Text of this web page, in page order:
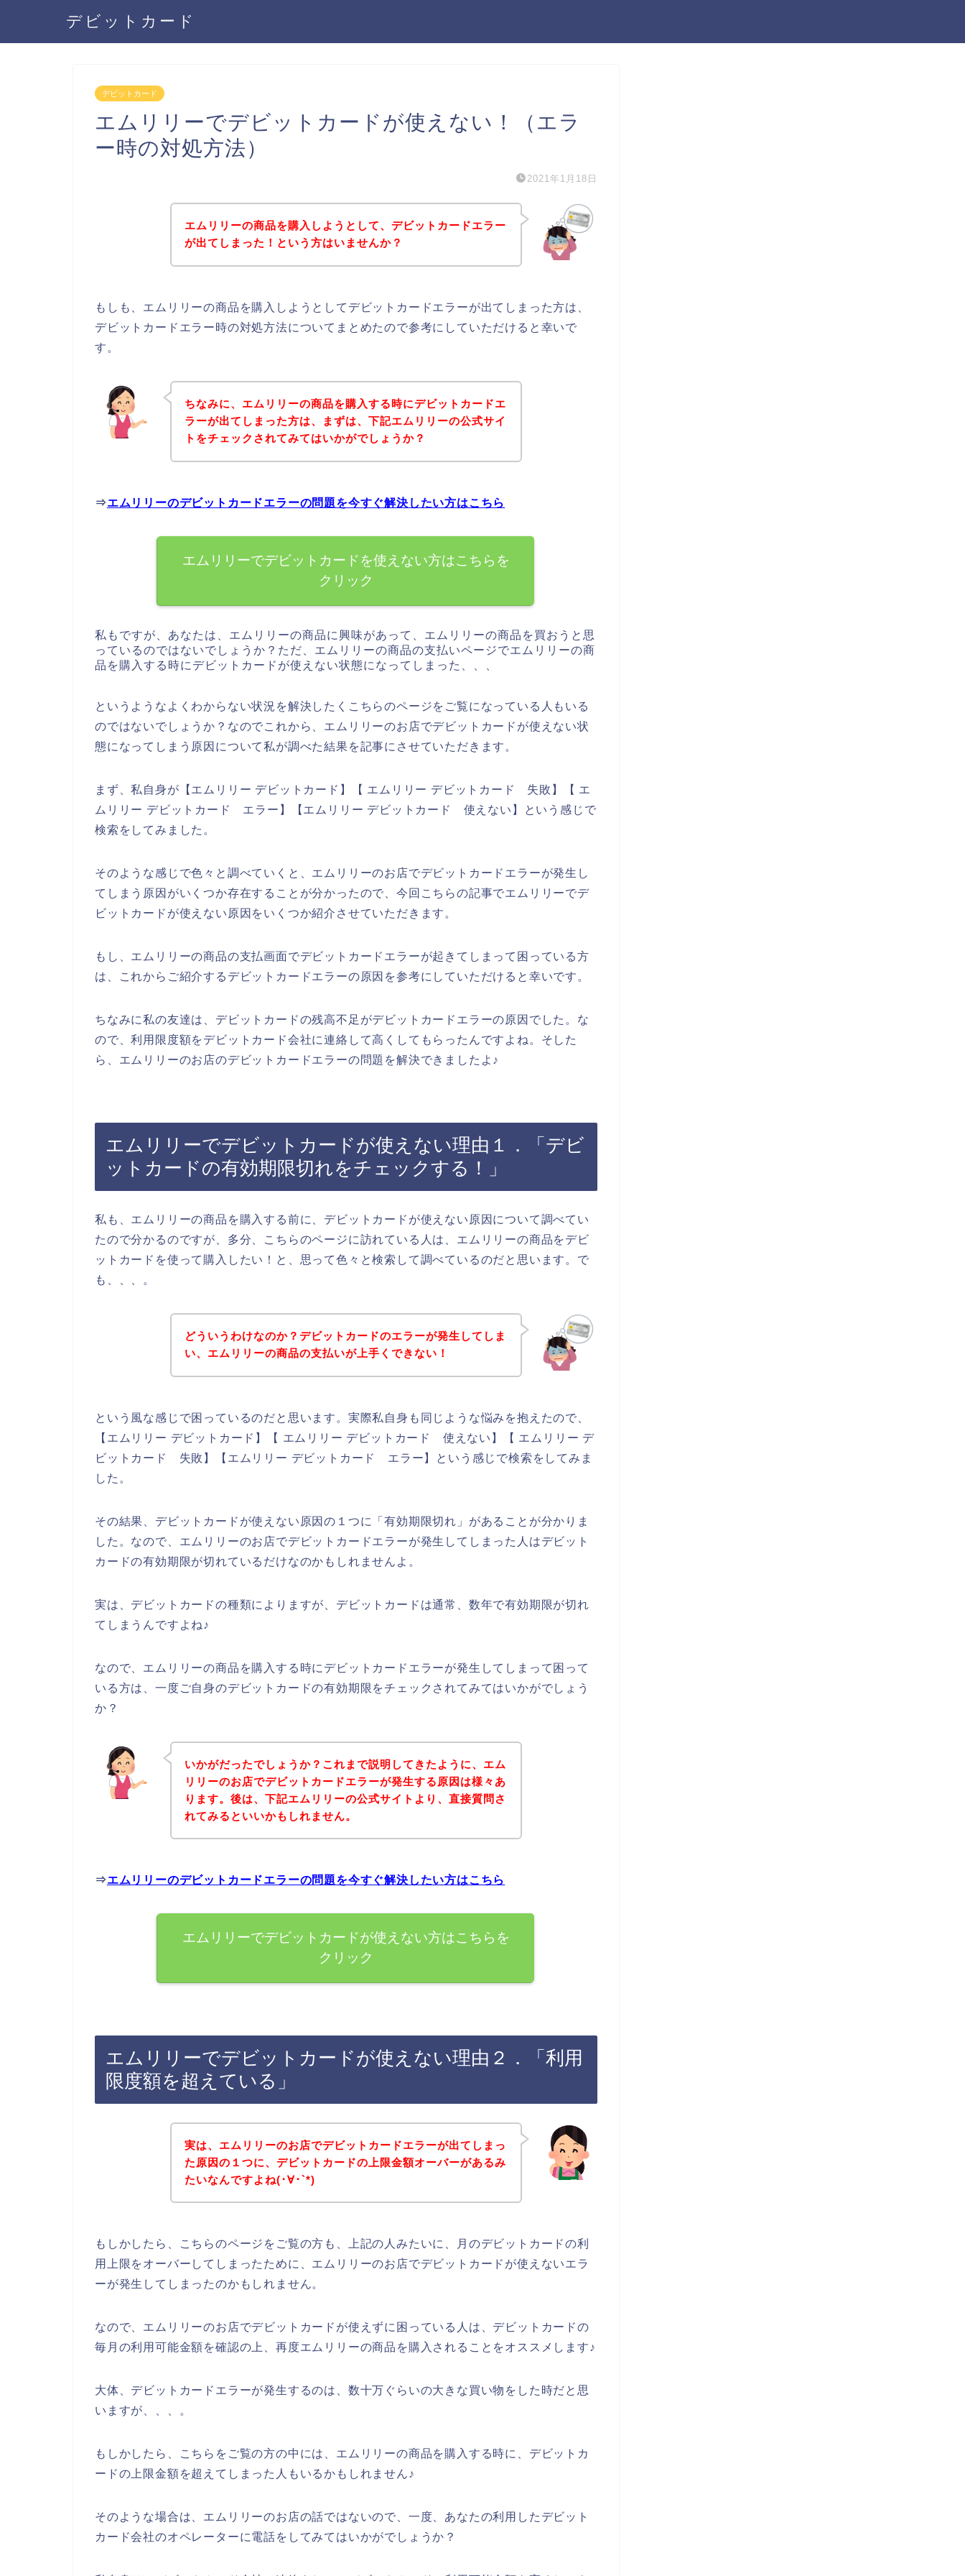
デビットカード
デビットカード
エムリリーでデビットカードが使えない！（エラ
ー時の対処方法）
2021年1月18日
エムリリーの商品を購入しようとして、デビットカードエラー
が出てしまった！という方はいませんか？
もしも、エムリリーの商品を購入しようとしてデビットカードエラーが出てしまった方は、
デビットカードエラー時の対処方法についてまとめたので参考にしていただけると幸いで
す。
ちなみに、エムリリーの商品を購入する時にデビットカードエ
ラーが出てしまった方は、まずは、下記エムリリーの公式サイ
トをチェックされてみてはいかがでしょうか？
⇒エムリリーのデビットカードエラーの問題を今すぐ解決したい方はこちら
エムリリーでデビットカードを使えない方はこちらを
クリック
私もですが、あなたは、エムリリーの商品に興味があって、エムリリーの商品を買おうと思
っているのではないでしょうか？ただ、エムリリーの商品の支払いページでエムリリーの商
品を購入する時にデビットカードが使えない状態になってしまった、、、
というようなよくわからない状況を解決したくこちらのページをご覧になっている人もいる
のではないでしょうか？なのでこれから、エムリリーのお店でデビットカードが使えない状
態になってしまう原因について私が調べた結果を記事にさせていただきます。
まず、私自身が【エムリリー デビットカード】【 エムリリー デビットカード 失敗】【 エ
ムリリー デビットカード エラー】【エムリリー デビットカード 使えない】という感じで
検索をしてみました。
そのような感じで色々と調べていくと、エムリリーのお店でデビットカードエラーが発生し
てしまう原因がいくつか存在することが分かったので、今回こちらの記事でエムリリーでデ
ビットカードが使えない原因をいくつか紹介させていただきます。
もし、エムリリーの商品の支払画面でデビットカードエラーが起きてしまって困っている方
は、これからご紹介するデビットカードエラーの原因を参考にしていただけると幸いです。
ちなみに私の友達は、デビットカードの残高不足がデビットカードエラーの原因でした。な
ので、利用限度額をデビットカード会社に連絡して高くしてもらったんですよね。そした
ら、エムリリーのお店のデビットカードエラーの問題を解決できましたよ♪
エムリリーでデビットカードが使えない理由１．「デビ
ットカードの有効期限切れをチェックする！」
私も、エムリリーの商品を購入する前に、デビットカードが使えない原因について調べてい
たので分かるのですが、多分、こちらのページに訪れている人は、エムリリーの商品をデビ
ットカードを使って購入したい！と、思って色々と検索して調べているのだと思います。で
も、、、。
どういうわけなのか？デビットカードのエラーが発生してしま
い、エムリリーの商品の支払いが上手くできない！
という風な感じで困っているのだと思います。実際私自身も同じような悩みを抱えたので、
【エムリリー デビットカード】【 エムリリー デビットカード 使えない】【 エムリリー デ
ビットカード 失敗】【エムリリー デビットカード エラー】という感じで検索をしてみま
した。
その結果、デビットカードが使えない原因の１つに「有効期限切れ」があることが分かりま
した。なので、エムリリーのお店でデビットカードエラーが発生してしまった人はデビット
カードの有効期限が切れているだけなのかもしれませんよ。
実は、デビットカードの種類によりますが、デビットカードは通常、数年で有効期限が切れ
てしまうんですよね♪
なので、エムリリーの商品を購入する時にデビットカードエラーが発生してしまって困って
いる方は、一度ご自身のデビットカードの有効期限をチェックされてみてはいかがでしょう
か？
いかがだったでしょうか？これまで説明してきたように、エム
リリーのお店でデビットカードエラーが発生する原因は様々あ
ります。後は、下記エムリリーの公式サイトより、直接質問さ
れてみるといいかもしれません。
⇒エムリリーのデビットカードエラーの問題を今すぐ解決したい方はこちら
エムリリーでデビットカードが使えない方はこちらを
クリック
エムリリーでデビットカードが使えない理由２．「利用
限度額を超えている」
実は、エムリリーのお店でデビットカードエラーが出てしまっ
た原因の１つに、デビットカードの上限金額オーバーがあるみ
たいなんですよね(･∀･`*)
もしかしたら、こちらのページをご覧の方も、上記の人みたいに、月のデビットカードの利
用上限をオーバーしてしまったために、エムリリーのお店でデビットカードが使えないエラ
ーが発生してしまったのかもしれません。
なので、エムリリーのお店でデビットカードが使えずに困っている人は、デビットカードの
毎月の利用可能金額を確認の上、再度エムリリーの商品を購入されることをオススメします♪
大体、デビットカードエラーが発生するのは、数十万ぐらいの大きな買い物をした時だと思
いますが、、、。
もしかしたら、こちらをご覧の方の中には、エムリリーの商品を購入する時に、デビットカ
ードの上限金額を超えてしまった人もいるかもしれません♪
そのような場合は、エムリリーのお店の話ではないので、一度、あなたの利用したデビット
カード会社のオペレーターに電話をしてみてはいかがでしょうか？